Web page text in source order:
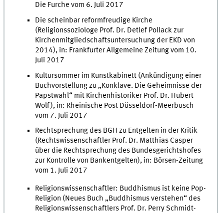
Die Furche vom 6. Juli 2017
Die scheinbar reformfreudige Kirche
(Religionssoziologe Prof. Dr. Detlef Pollack zur
Kirchenmitgliedschaftsuntersuchung der EKD von
2014), in: Frankfurter Allgemeine Zeitung vom 10.
Juli 2017
Kultursommer im Kunstkabinett (Ankündigung einer
Buchvorstellung zu „Konklave. Die Geheimnisse der
Papstwahl“ mit Kirchenhistoriker Prof. Dr. Hubert
Wolf), in: Rheinische Post Düsseldorf-Meerbusch
vom 7. Juli 2017
Rechtsprechung des BGH zu Entgelten in der Kritik
(Rechtswissenschaftler Prof. Dr. Matthias Casper
über die Rechtsprechung des Bundesgerichtshofes
zur Kontrolle von Bankentgelten), in: Börsen-Zeitung
vom 1. Juli 2017
Religionswissenschaftler: Buddhismus ist keine Pop-
Religion (Neues Buch „Buddhismus verstehen“ des
Religionswissenschaftlers Prof. Dr. Perry Schmidt-